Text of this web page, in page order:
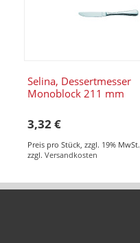
Selina, Dessertmesser
Monoblock 211 mm
3,32 €
Preis pro Stück zzgl. 19% MwSt.
zzgl. Versandkosten